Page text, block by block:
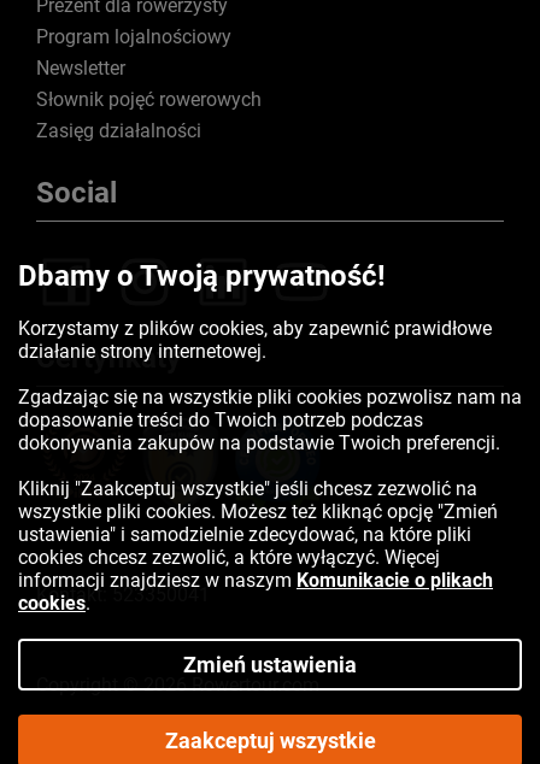
Prezent dla rowerzysty
Program lojalnościowy
Newsletter
Słownik pojęć rowerowych
Zasięg działalności
Social
Certyfikaty
Kontakt: 523350041
Copyright © 2026 Rowertour.com
Internetowy sklep rowerowy
Dbamy o Twoją prywatność!
Korzystamy z plików cookies, aby zapewnić prawidłowe
działanie strony internetowej.
Zgadzając się na wszystkie pliki cookies pozwolisz nam na
dopasowanie treści do Twoich potrzeb podczas
dokonywania zakupów na podstawie Twoich preferencji.
Kliknij "Zaakceptuj wszystkie" jeśli chcesz zezwolić na
wszystkie pliki cookies. Możesz też kliknąć opcję "Zmień
ustawienia" i samodzielnie zdecydować, na które pliki
cookies chcesz zezwolić, a które wyłączyć. Więcej
informacji znajdziesz w naszym Komunikacie o plikach
cookies.
Zmień ustawienia
Zaakceptuj wszystkie